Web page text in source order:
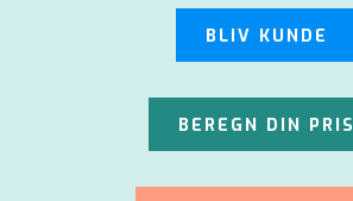
BLIV KUNDE
BEREGN DIN PRIS